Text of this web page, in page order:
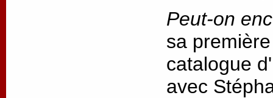
Peut-on
sa
catalogue
avec